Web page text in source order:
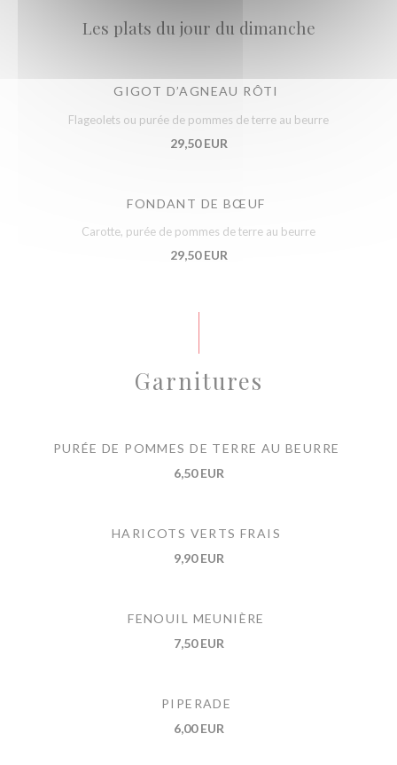
Les plats du jour du dimanche
GIGOT D’AGNEAU RÔTI
Flageolets ou purée de pommes de terre au beurre
29,50 EUR
FONDANT DE BŒUF
Carotte, purée de pommes de terre au beurre
29,50 EUR
Garnitures
PURÉE DE POMMES DE TERRE AU BEURRE
6,50 EUR
HARICOTS VERTS FRAIS
9,90 EUR
FENOUIL MEUNIÈRE
7,50 EUR
PIPERADE
6,00 EUR